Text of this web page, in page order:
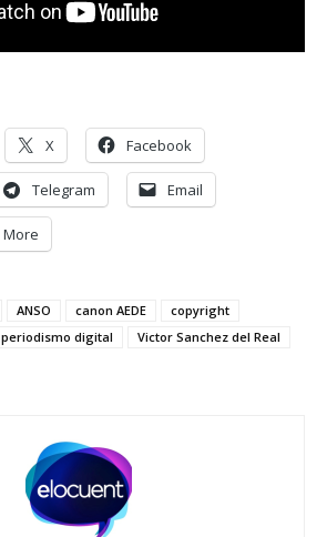
X Facebook
Telegram Email
More
ANSO canon AEDE
copyright
periodismo digital Victor Sanchez del Real